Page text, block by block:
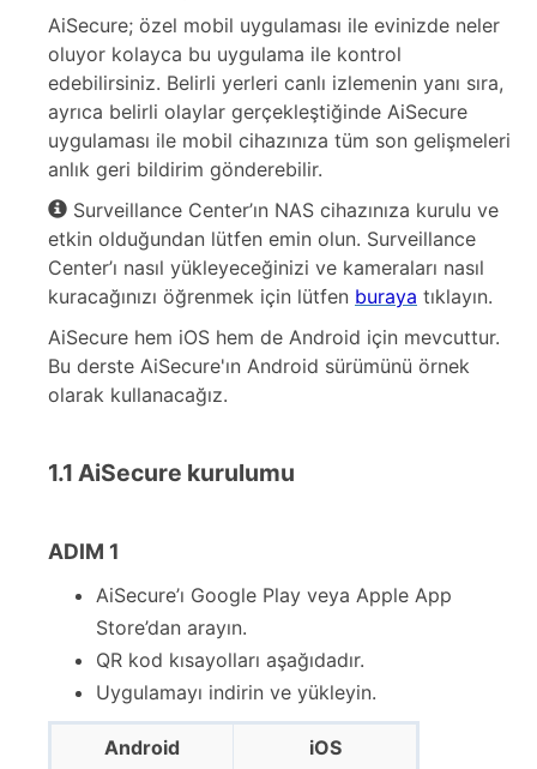
AiSecure; özel mobil uygulaması ile evinizde neler
oluyor kolayca bu uygulama ile kontrol
edebilirsiniz. Belirli yerleri canlı izlemenin yanı sıra,
ayrıca belirli olaylar gerçekleştiğinde AiSecure
uygulaması ile mobil cihazınıza tüm son gelişmeleri
anlık geri bildirim gönderebilir.
Surveillance Center’ın NAS cihazınıza kurulu ve
etkin olduğundan lütfen emin olun. Surveillance
Center’ı nasıl yükleyeceğinizi ve kameraları nasıl
kuracağınızı öğrenmek için lütfen buraya tıklayın.
AiSecure hem iOS hem de Android için mevcuttur.
Bu derste AiSecure'ın Android sürümünü örnek
olarak kullanacağız.
1.1 AiSecure kurulumu
ADIM 1
AiSecure’ı Google Play veya Apple App
Store’dan arayın.
QR kod kısayolları aşağıdadır.
Uygulamayı indirin ve yükleyin.
Android iOS